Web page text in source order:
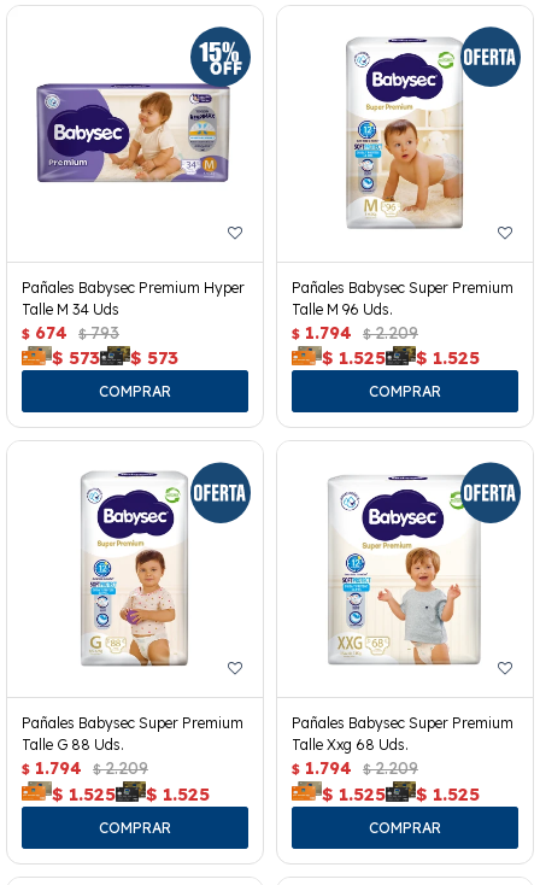
Pañales Babysec Premium Hyper
Talle M 34 Uds
$ 674 $ 793
$ 573 $ 573
Pañales Babysec Super Premium
Talle M 96 Uds.
$ 1.794 $ 2.209
$ 1.525 $ 1.525
Pañales Babysec Super Premium
Talle G 88 Uds.
$ 1.794 $ 2.209
$ 1.525 $ 1.525
Pañales Babysec Super Premium
Talle Xxg 68 Uds.
$ 1.794 $ 2.209
$ 1.525 $ 1.525